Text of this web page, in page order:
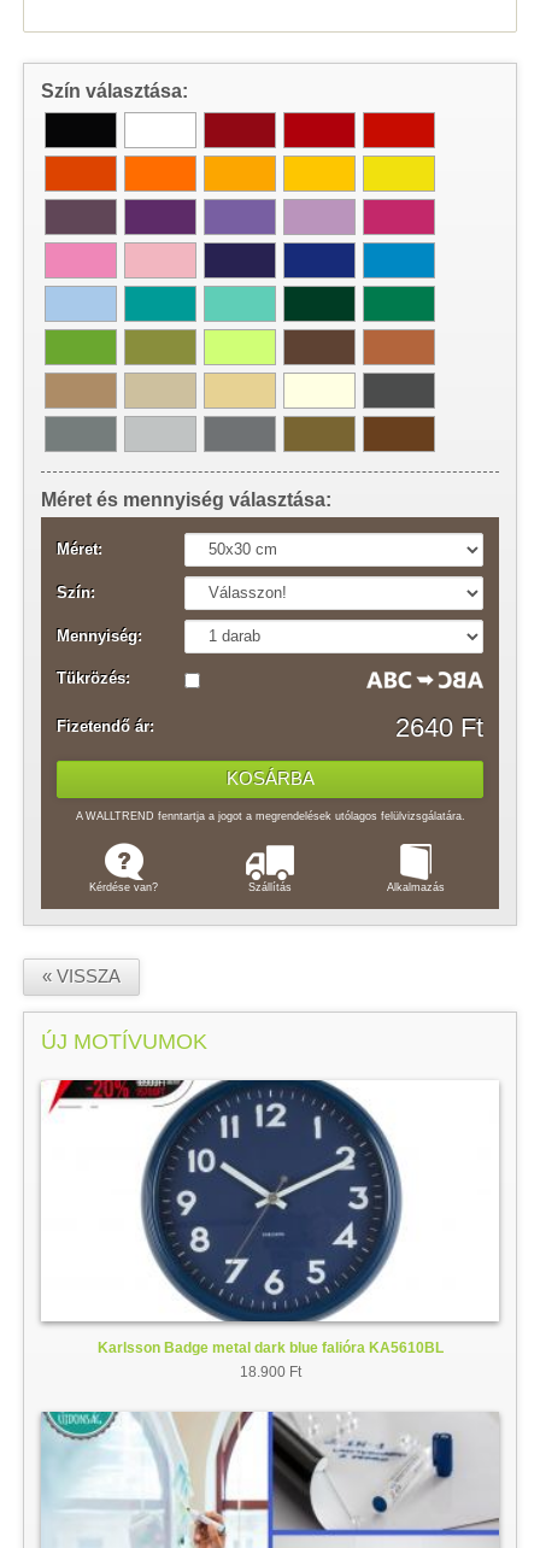
Szín választása:
Méret és mennyiség választása:
Méret:
Szín:
Mennyiség:
Tükrözés:
Fizetendő ár: 2640 Ft
A WALLTREND fenntartja a jogot a megrendelések utólagos felülvizsgálatára.
Kérdése van? Szállítás Alkalmazás
« VISSZA
ÚJ MOTÍVUMOK
Karlsson Badge metal dark blue falióra KA5610BL
18.900 Ft